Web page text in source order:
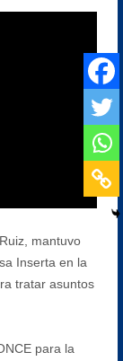
mantuvo
Inserta en la
tratar asuntos
para la